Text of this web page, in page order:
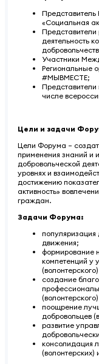
«Социальная
Представители
деятельность
Участники
Региональные
#МЫВМЕСТЕ;
Представители
числе
Цели и задачи
Цели Форума –
применения знаний и
добровольческой
уровнях и
достижению
активность»
граждан.
Задачи Форума:
популяризация
движения;
формирование
компетенций у
создание
поощрение
добровольцев
развитие
консолидация
(волонтерских)